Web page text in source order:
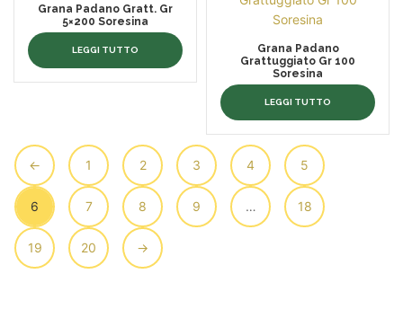
Grana Padano Gratt. Gr
5×200 Soresina
LEGGI TUTTO
Grana Padano
Grattuggiato Gr 100
Soresina
LEGGI TUTTO
← 1 2 3 4 5
6 7 8 9 … 18
19 20 →